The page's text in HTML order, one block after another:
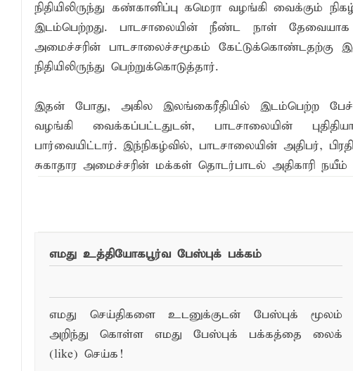
நிதியிலிருந்து கண்கானிப்பு கமெரா வழங்கி வைக்கும்
இடம்பெற்றது. பாடசாலையின் நீண்ட நாள் தேவையாக
அமைச்சரின் பாடசாலைச்சமூகம் கேட்டுக்கொண்டதற்கு
நிதியிலிருந்து பெற்றுக்கொடுத்தார்.
இதன் போது, அகில இலங்கைரீதியில் இடம்பெற்ற
வழங்கி வைக்கப்பட்டதுடன், பாடசாலையின்
பார்வையிட்டார். இந்நிகழ்வில், பாடசாலையின் அதிபர்,
சுகாதார அமைச்சரின் மக்கள் தொடர்பாடல் அதிகாரி
எமது உத்தியோகபூர்வ பேஸ்புக் பக்கம்
எமது செய்திகளை உடனுக்குடன் பேஸ்புக் மூலம்
அறிந்து கொள்ள எமது பேஸ்புக் பக்கத்தை லைக்
(like) செய்க!